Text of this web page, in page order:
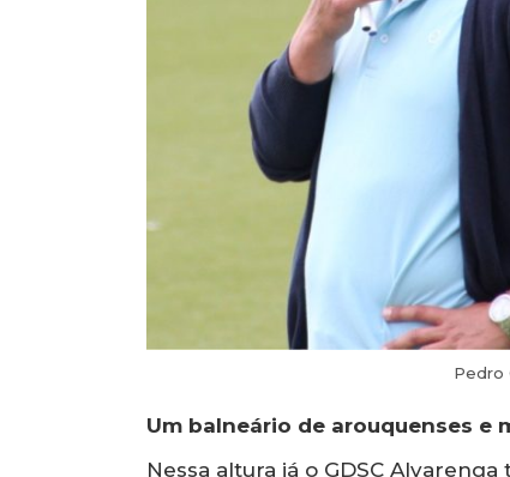
Pedro
Um balneário de arouquenses e
Nessa altura já o GDSC